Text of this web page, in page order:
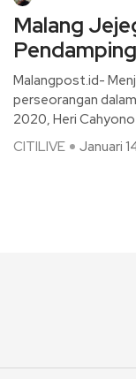
Malang
Malangpost.id-
perseorangan
2020, Heri
CITILIVE
Januari